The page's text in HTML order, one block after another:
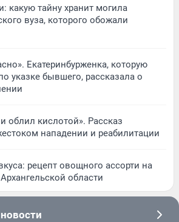
какую тайну хранит могила
вуза, которого обожали
Екатеринбурженка, которую
указке бывшего, рассказала о
облил кислотой». Рассказ
нападении и реабилитации
рецепт овощного ассорти на
области